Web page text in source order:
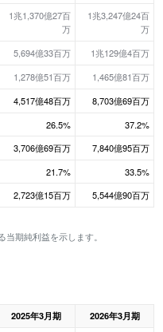
1兆1,370億27百
万
1兆3,247億24百
万
5,694億33百万 1兆129億4百万
1,278億51百万 1,465億81百万
4,517億48百万 8,703億69百万
26.5% 37.2%
3,706億69百万 7,840億95百万
21.7% 33.5%
2,723億15百万 5,544億90百万
期純利益を示します。
2025年3月期
2026年3月期